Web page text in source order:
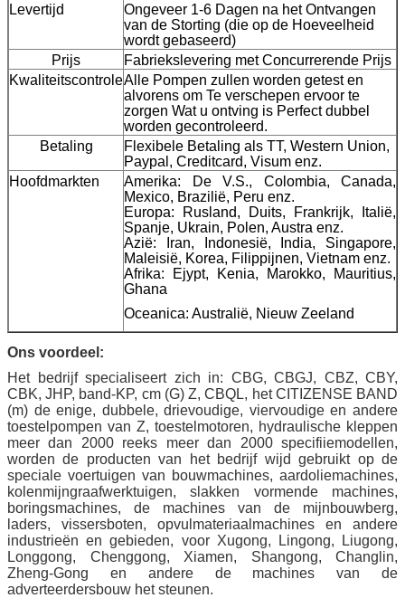
Levertijd
Ongeveer 1-6 Dagen na het Ontvangen
van de Storting (die op de Hoeveelheid
wordt gebaseerd)
Prijs
Fabriekslevering met Concurrerende Prijs
KwaliteitscontroleAlle Pompen zullen worden getest en
alvorens om Te verschepen ervoor te
zorgen Wat u ontving is Perfect dubbel
worden gecontroleerd.
Betaling
Flexibele Betaling als TT, Western Union,
Paypal, Creditcard, Visum enz.
Hoofdmarkten
Amerika: De V.S., Colombia, Canada,
Mexico, Brazilië, Peru enz.
Europa: Rusland, Duits, Frankrijk, Italië,
Spanje, Ukrain, Polen, Austra enz.
Azië: Iran, Indonesië, India, Singapore,
Maleisië, Korea, Filippijnen, Vietnam enz.
Afrika: Ejypt, Kenia, Marokko, Mauritius,
Ghana
Oceanica: Australië, Nieuw Zeeland
Ons voordeel:
Het bedrijf specialiseert zich in: CBG, CBGJ, CBZ, CBY,
CBK, JHP, band-KP, cm (G) Z, CBQL, het CITIZENSE BAND
(m) de enige, dubbele, drievoudige, viervoudige en andere
toestelpompen van Z, toestelmotoren, hydraulische kleppen
meer dan 2000 reeks meer dan 2000 specifiiemodellen,
worden de producten van het bedrijf wijd gebruikt op de
speciale voertuigen van bouwmachines, aardoliemachines,
kolenmijngraafwerktuigen, slakken vormende machines,
boringsmachines, de machines van de mijnbouwberg,
laders, vissersboten, opvulmateriaalmachines en andere
industrieën en gebieden, voor Xugong, Lingong, Liugong,
Longgong, Chenggong, Xiamen, Shangong, Changlin,
Zheng-Gong en andere de machines van de
adverteerdersbouw het steunen.